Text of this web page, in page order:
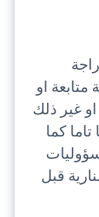
متابعة او
غير ذلك
تاما كما
قبل